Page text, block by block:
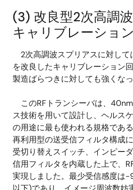
(3) 改良型2次高調
キャリブレーショ
2次高調波スプリアスに対して
を改良したキャリブレーション
製造ばらつきに対しても強くなっ
このRFトランシーバは、
ス技術を用いて設計し、ヘルス
の用途に最も使われる規格である
再利用型の送受信フィルタ構成
受切り替えスイッチ、インピー
信用フィルタを内蔵した上で、
実現しました。最少受信感度